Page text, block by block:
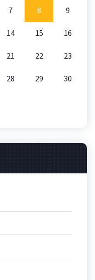
7 8 9
14 15 16
21 22 23
28 29 30